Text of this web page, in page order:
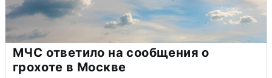
МЧС ответило на сообщения о
грохоте в Москве